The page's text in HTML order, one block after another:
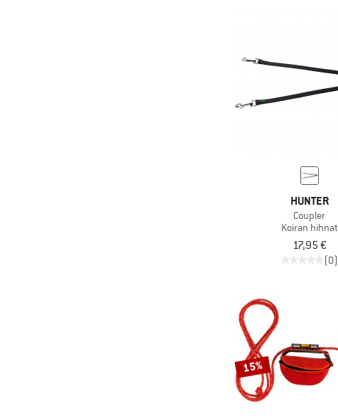
HUNTER
Coupler
Koiran hihnat
17,95 €
(0)
15%